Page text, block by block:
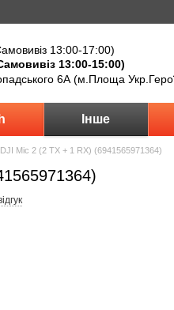
13:00-17:00)
13:00-15:00)
6А (м.Площа
Інше
DJI Mic 2 (2 TX + 1 RX) (6941565971364)